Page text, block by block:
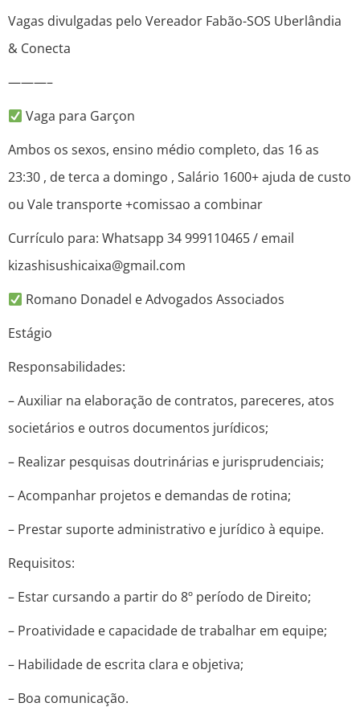
Vagas divulgadas pelo Vereador Fabão-SOS Uberlândia
& Conecta
———–
Vaga para Garçon
Ambos os sexos, ensino médio completo, das 16 as
23:30 , de terca a domingo , Salário 1600+ ajuda de custo
ou Vale transporte +comissao a combinar
Currículo para: Whatsapp 34 999110465 / email
kizashisushicaixa@gmail.com
Romano Donadel e Advogados Associados
Estágio
Responsabilidades:
– Auxiliar na elaboração de contratos, pareceres, atos
societários e outros documentos jurídicos;
– Realizar pesquisas doutrinárias e jurisprudenciais;
– Acompanhar projetos e demandas de rotina;
– Prestar suporte administrativo e jurídico à equipe.
Requisitos:
– Estar cursando a partir do 8º período de Direito;
– Proatividade e capacidade de trabalhar em equipe;
– Habilidade de escrita clara e objetiva;
– Boa comunicação.